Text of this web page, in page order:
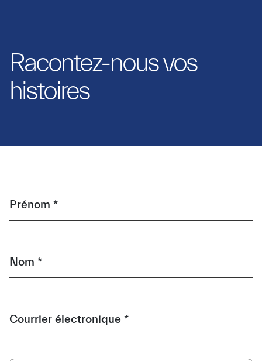
Racontez-nous vos
histoires
Prénom *
Nom *
Courrier électronique *